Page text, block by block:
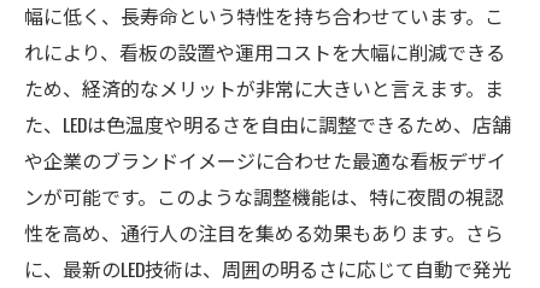
幅に低く、長寿命という特性を持ち合わせています。こ
れにより、看板の設置や運用コストを大幅に削減できる
ため、経済的なメリットが非常に大きいと言えます。ま
た、LEDは色温度や明るさを自由に調整できるため、店舗
や企業のブランドイメージに合わせた最適な看板デザイ
ンが可能です。このような調整機能は、特に夜間の視認
性を高め、通行人の注目を集める効果もあります。さら
に、最新のLED技術は、周囲の明るさに応じて自動で発光